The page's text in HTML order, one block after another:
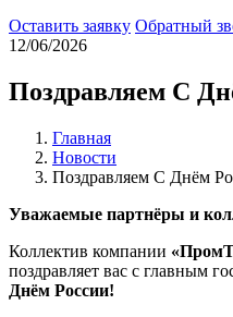
Оставить заявку Обратный
12/06/2026
Поздравляем С
Главная
Новости
Поздравляем С Днём
Уважаемые партнёры и
Коллектив компании
поздравляет вас с главным
Днём России!